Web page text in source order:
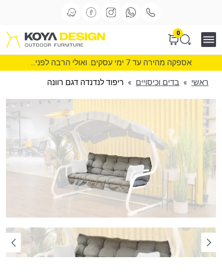
0
אספקה מהירה עד 7 ימי עסקים. ואולי הרבה לפני...
ראשי » בדים וכיסויים » ריפוד לנדנדה דגם רוונה